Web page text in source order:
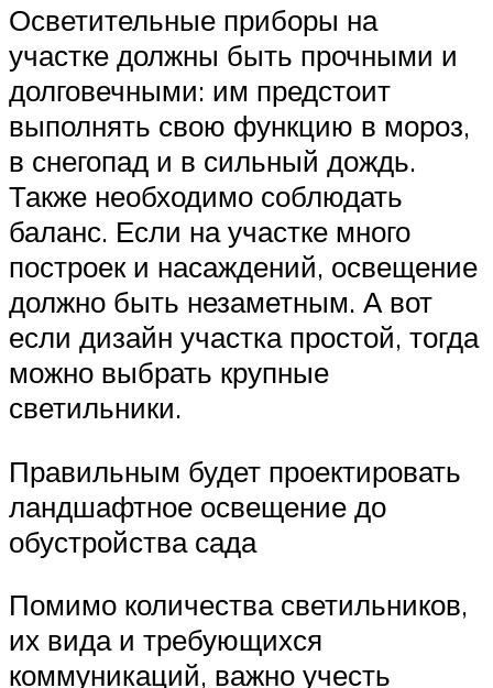
Осветительные приборы на
участке должны быть прочными и
долговечными: им предстоит
выполнять свою функцию в мороз,
в снегопад и в сильный дождь.
Также необходимо соблюдать
баланс. Если на участке много
построек и насаждений, освещение
должно быть незаметным. А вот
если дизайн участка простой, тогда
можно выбрать крупные
светильники.
Правильным будет проектировать
ландшафтное освещение до
обустройства сада
Помимо количества светильников,
их вида и требующихся
коммуникаций, важно учесть